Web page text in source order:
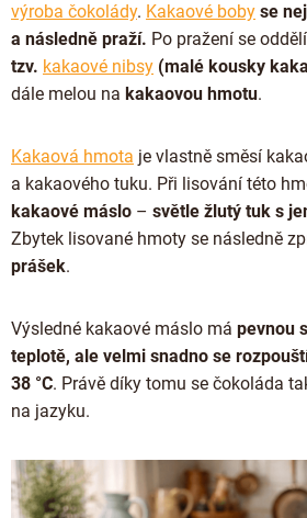
Doplňkový prodej
výroba čokolády. Kakaové boby se
a následně praží. Po pražení se oddělí
tzv. kakaové nibsy (malé kousky
dále melou na kakaovou hmotu.
Kakaová hmota je vlastně směsí
a kakaového tuku. Při lisování této
kakaové máslo – světle žlutý tuk s
Zbytek lisované hmoty se následně
prášek.
Výsledné kakaové máslo má pevnou
teplotě, ale velmi snadno se
38 °C. Právě díky tomu se čokoláda
na jazyku.